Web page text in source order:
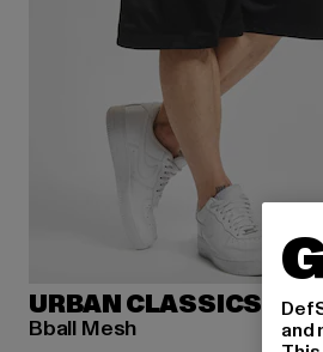
URBAN CLASSICS
Bball Mesh
and